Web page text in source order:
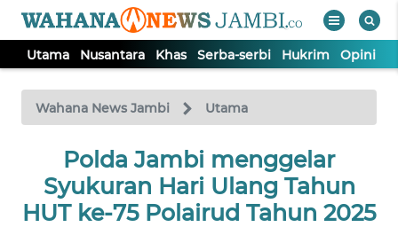
Utama Nusantara Khas Serba-serbi Hukrim Opini
Wahana News Jambi Utama
Polda Jambi menggelar
Syukuran Hari Ulang Tahun
HUT ke-75 Polairud Tahun 2025
TV
Tutup
UTAMA
NUSANTARA